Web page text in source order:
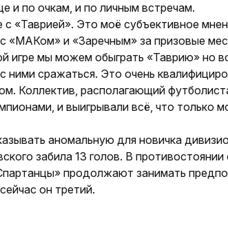
и по очкам, и по личным встречам.
«Таврией». Это моё субъективное
«МАКом» и «Заречным» за призовые
игре мы можем обыграть «Таврию» но
ними сражаться. Это очень
Коллектив, располагающий
и выигрывали всё, что
аномальную для новичка
забила 13 голов. В
продолжают занимать
он третий.